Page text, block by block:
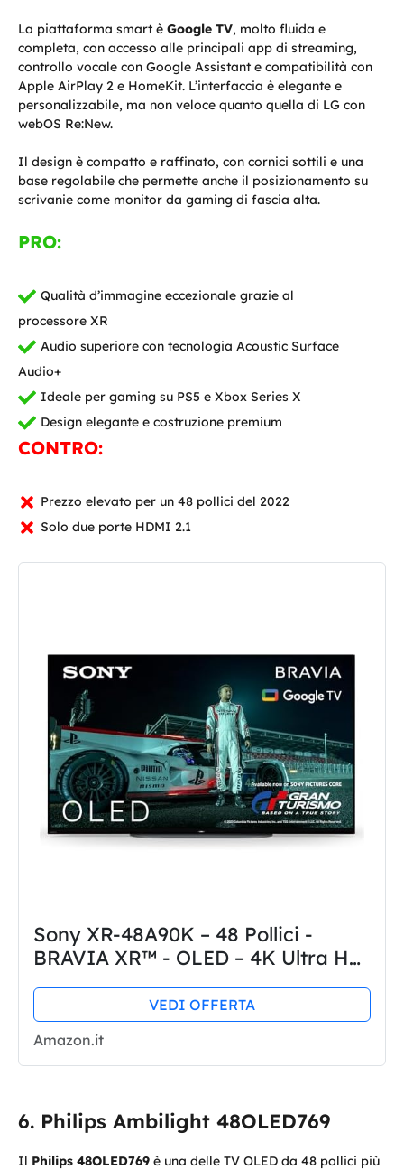
La piattaforma smart è Google TV, molto fluida e
completa, con accesso alle principali app di streaming,
controllo vocale con Google Assistant e compatibilità con
Apple AirPlay 2 e HomeKit. L’interfaccia è elegante e
personalizzabile, ma non veloce quanto quella di LG con
webOS Re:New.
Il design è compatto e raffinato, con cornici sottili e una
base regolabile che permette anche il posizionamento su
scrivanie come monitor da gaming di fascia alta.
PRO:
Qualità d’immagine eccezionale grazie al
processore XR
Audio superiore con tecnologia Acoustic Surface
Audio+
Ideale per gaming su PS5 e Xbox Series X
Design elegante e costruzione premium
CONTRO:
Prezzo elevato per un 48 pollici del 2022
Solo due porte HDMI 2.1
Sony XR-48A90K – 48 Pollici -
BRAVIA XR™ - OLED – 4K Ultra HD
Smart TV (Google TV) - Modello
2022
VEDI OFFERTA
Amazon.it
Philips Ambilight 48OLED769
Il Philips 48OLED769 è una delle TV OLED da 48 pollici più